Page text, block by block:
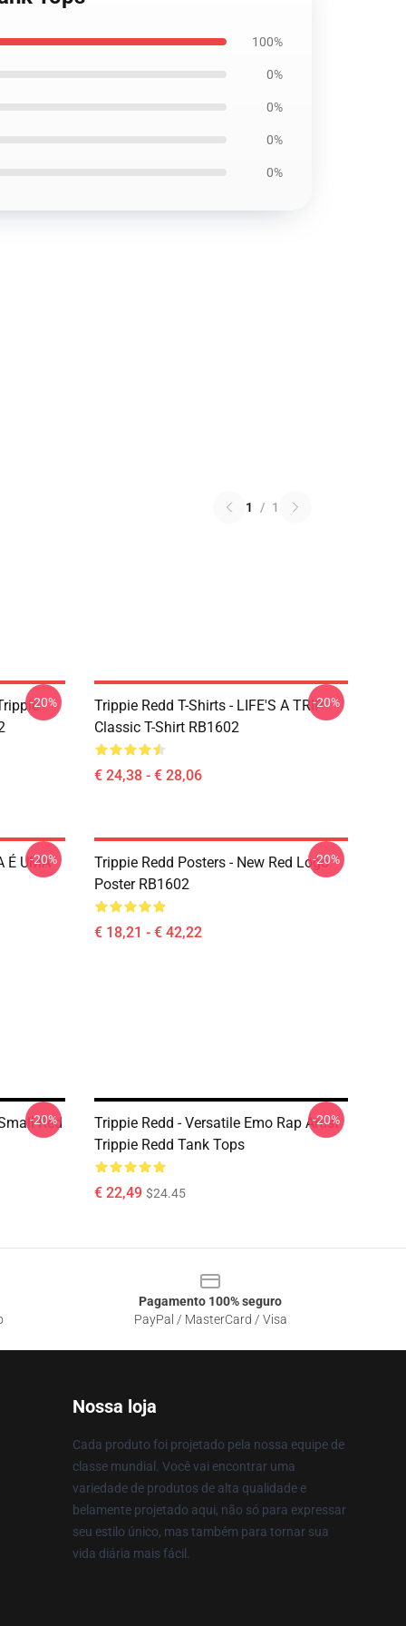
100%
0%
0%
0%
0%
1 / 1
-20%
Trippie Redd T-Shirts - LIFE'S A TRIP
Classic T-Shirt RB1602
€ 24,38 - € 28,06
-20%
É UMA
-20%
Trippie Redd Posters - New Red Logo
Poster RB1602
€ 18,21 - € 42,22
-20%
Red
-20%
Trippie Redd - Versatile Emo Rap Artist
Trippie Redd Tank Tops
€ 22,49 $24.45
-20%
Pagamento 100% seguro
PayPal / MasterCard / Visa
Nossa loja
Cada produto foi projetado pela nossa equipe de
classe mundial. Você vai encontrar uma
variedade de produtos de alta qualidade e
belamente projetado aqui, não só para expressar
seu estilo único, mas também para tornar sua
vida diária mais fácil.